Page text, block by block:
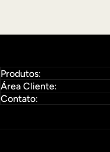
Produtos:
Área Cliente:
Contato: